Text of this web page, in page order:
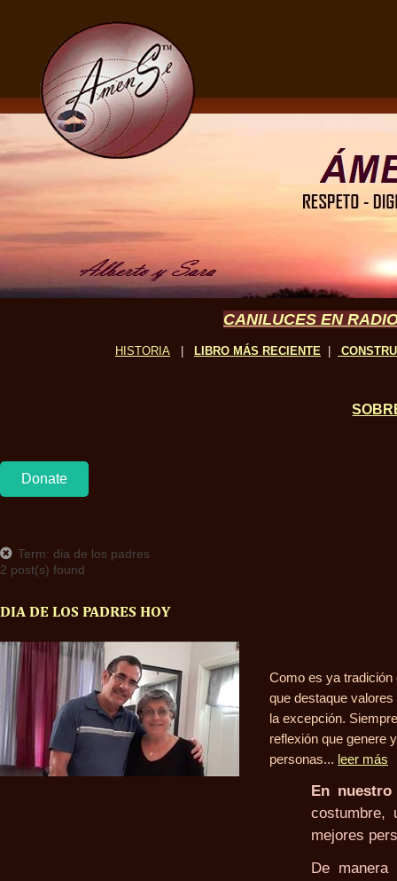
CANILUCES EN
HISTORIA LIBRO MÁS RECIENTE
Donate
Term: dia de los padres
2 post(s) found
DIA DE LOS PADRES HOY
Como es ya
que destaque
la excepción.
reflexión que genere
personas... leer más
En
costumbre,
mejores
De